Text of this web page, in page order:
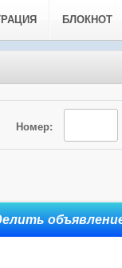
БЛОКНОТ
Номер: